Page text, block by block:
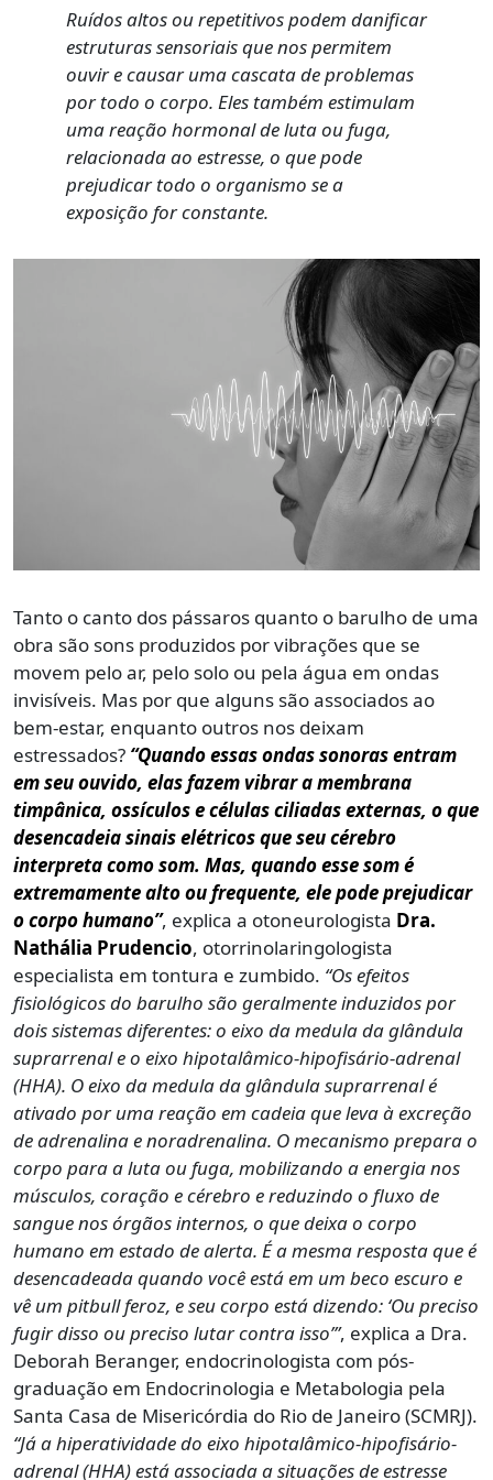
Ruídos altos ou repetitivos podem danificar
estruturas sensoriais que nos permitem
ouvir e causar uma cascata de problemas
por todo o corpo. Eles também estimulam
uma reação hormonal de luta ou fuga,
relacionada ao estresse, o que pode
prejudicar todo o organismo se a
exposição for constante.
Tanto o canto dos pássaros quanto o barulho de uma
obra são sons produzidos por vibrações que se
movem pelo ar, pelo solo ou pela água em ondas
invisíveis. Mas por que alguns são associados ao
bem-estar, enquanto outros nos deixam
estressados? “Quando essas ondas sonoras entram
em seu ouvido, elas fazem vibrar a membrana
timpânica, ossículos e células ciliadas externas, o que
desencadeia sinais elétricos que seu cérebro
interpreta como som. Mas, quando esse som é
extremamente alto ou frequente, ele pode prejudicar
o corpo humano”, explica a otoneurologista Dra.
Nathália Prudencio, otorrinolaringologista
especialista em tontura e zumbido. “Os efeitos
fisiológicos do barulho são geralmente induzidos por
dois sistemas diferentes: o eixo da medula da glândula
suprarrenal e o eixo hipotalâmico-hipofisário-adrenal
(HHA). O eixo da medula da glândula suprarrenal é
ativado por uma reação em cadeia que leva à excreção
de adrenalina e noradrenalina. O mecanismo prepara o
corpo para a luta ou fuga, mobilizando a energia nos
músculos, coração e cérebro e reduzindo o fluxo de
sangue nos órgãos internos, o que deixa o corpo
humano em estado de alerta. É a mesma resposta que é
desencadeada quando você está em um beco escuro e
vê um pitbull feroz, e seu corpo está dizendo: ‘Ou preciso
fugir disso ou preciso lutar contra isso’”, explica a Dra.
Deborah Beranger, endocrinologista com pós-
graduação em Endocrinologia e Metabologia pela
Santa Casa de Misericórdia do Rio de Janeiro (SCMRJ).
“Já a hiperatividade do eixo hipotalâmico-hipofisário-
adrenal (HHA) está associada a situações de estresse